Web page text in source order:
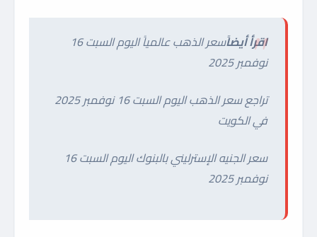
اقرأ أيضاً
سعر الذهب عالمياً اليوم السبت 16
نوفمبر 2025
تراجع سعر الذهب اليوم السبت 16 نوفمبر 2025
في الكويت
سعر الجنيه الإسترليني بالبنوك اليوم السبت 16
نوفمبر 2025